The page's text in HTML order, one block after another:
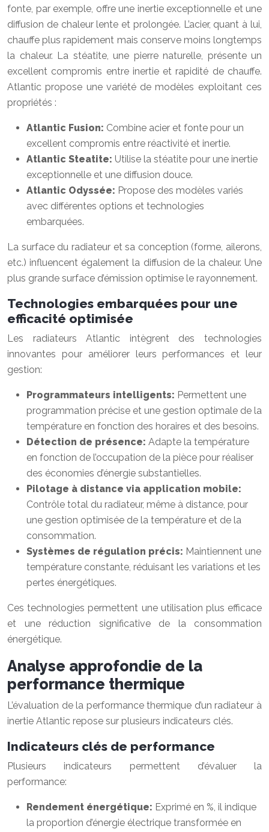
fonte, par exemple, offre une inertie exceptionnelle et une
diffusion de chaleur lente et prolongée. L’acier, quant à lui,
chauffe plus rapidement mais conserve moins longtemps
la chaleur. La stéatite, une pierre naturelle, présente un
excellent compromis entre inertie et rapidité de chauffe.
Atlantic propose une variété de modèles exploitant ces
propriétés :
Atlantic Fusion: Combine acier et fonte pour un
excellent compromis entre réactivité et inertie.
Atlantic Steatite: Utilise la stéatite pour une inertie
exceptionnelle et une diffusion douce.
Atlantic Odyssée: Propose des modèles variés
avec différentes options et technologies
embarquées.
La surface du radiateur et sa conception (forme, ailerons,
etc.) influencent également la diffusion de la chaleur. Une
plus grande surface d’émission optimise le rayonnement.
Technologies embarquées pour une
efficacité optimisée
Les radiateurs Atlantic intègrent des technologies
innovantes pour améliorer leurs performances et leur
gestion:
Programmateurs intelligents: Permettent une
programmation précise et une gestion optimale de la
température en fonction des horaires et des besoins.
Détection de présence: Adapte la température
en fonction de l’occupation de la pièce pour réaliser
des économies d’énergie substantielles.
Pilotage à distance via application mobile:
Contrôle total du radiateur, même à distance, pour
une gestion optimisée de la température et de la
consommation.
Systèmes de régulation précis: Maintiennent une
température constante, réduisant les variations et les
pertes énergétiques.
Ces technologies permettent une utilisation plus efficace
et une réduction significative de la consommation
énergétique.
Analyse approfondie de la
performance thermique
L’évaluation de la performance thermique d’un radiateur à
inertie Atlantic repose sur plusieurs indicateurs clés.
Indicateurs clés de performance
Plusieurs indicateurs permettent d’évaluer la
performance:
Rendement énergétique: Exprimé en %, il indique
la proportion d’énergie électrique transformée en